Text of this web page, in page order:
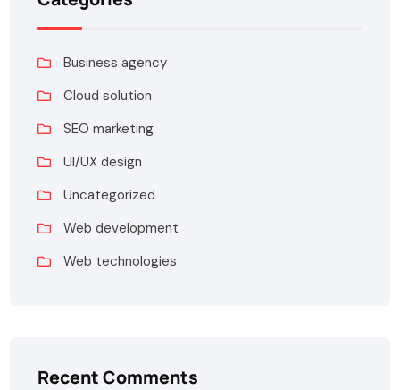
Business agency
Cloud solution
SEO marketing
UI/UX design
Uncategorized
Web development
Web technologies
Recent Comments